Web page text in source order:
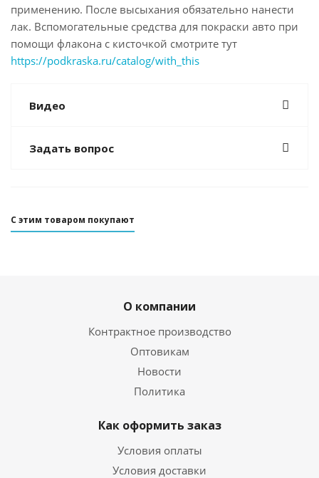
применению. После высыхания обязательно нанести
лак. Вспомогательные средства для покраски авто при
помощи флакона с кисточкой смотрите тут
https://podkraska.ru/catalog/with_this
Видео
Задать вопрос
С этим товаром покупают
О компании
Контрактное производство
Оптовикам
Новости
Политика
Как оформить заказ
Условия оплаты
Условия доставки